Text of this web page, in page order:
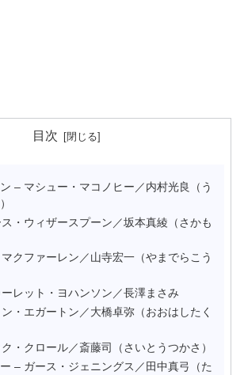
目次
– マシュー・マコノヒー／内村光良（う
・ウィザースプーン／坂本真綾（さかも
クファーレン／山寺宏一（やまでらこう
レット・ヨハンソン／長澤まさみ
・エガートン／大橋卓弥（おおはしたく
・クロール／斎藤司（さいとうつかさ）
– ガース・ジェニングス／田中真弓（た